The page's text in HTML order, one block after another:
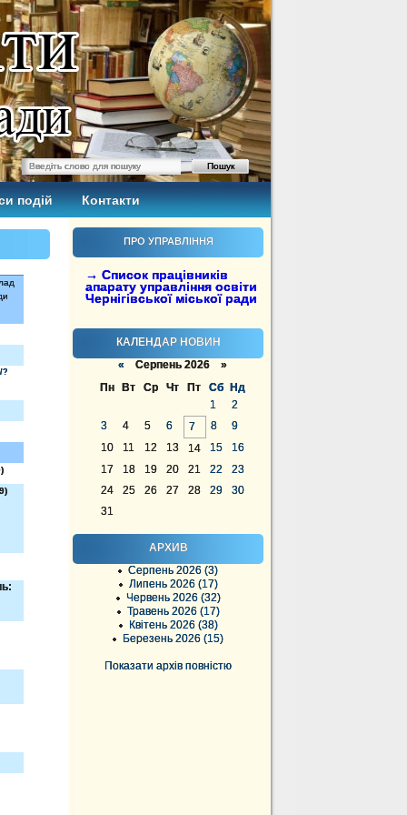
подій Контакти
ПРО УПРАВЛІННЯ
→ Список працівників
апарату управління освіти
Чернігівської міської ради
КАЛЕНДАР НОВИН
« Серпень 2026 »
Пн
Вт Ср Чт Пт Сб
Нд
1
2
3
4 5 6 7 8
9
10
11 12 13 14 15
16
17
18 19 20 21 22
23
24
25 26 27 28 29
30
31
АРХИВ
Серпень 2026 (3)
Липень 2026 (17)
Червень 2026 (32)
Травень 2026 (17)
Квітень 2026 (38)
Березень 2026 (15)
Показати архів повністю
?